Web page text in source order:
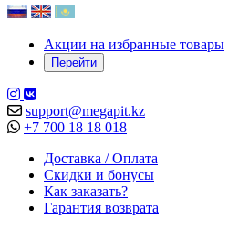
Акции на избранные товары
Перейти
support@megapit.kz
+7 700 18 18 018
Доставка / Оплата
Скидки и бонусы
Как заказать?
Гарантия возврата